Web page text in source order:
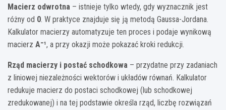
Macierz odwrotna – istnieje tylko wtedy, gdy wyznacznik jest
różny od 0. W praktyce znajduje się ją metodą Gaussa-Jordana.
Kalkulator macierzy automatyzuje ten proces i podaje wynikową
macierz A⁻¹, a przy okazji może pokazać kroki redukcji.
Rząd macierzy i postać schodkowa – przydatne przy zadaniach
z liniowej niezależności wektorów i układów równań. Kalkulator
redukuje macierz do postaci schodkowej (lub schodkowej
zredukowanej) i na tej podstawie określa rząd, liczbę rozwiązań